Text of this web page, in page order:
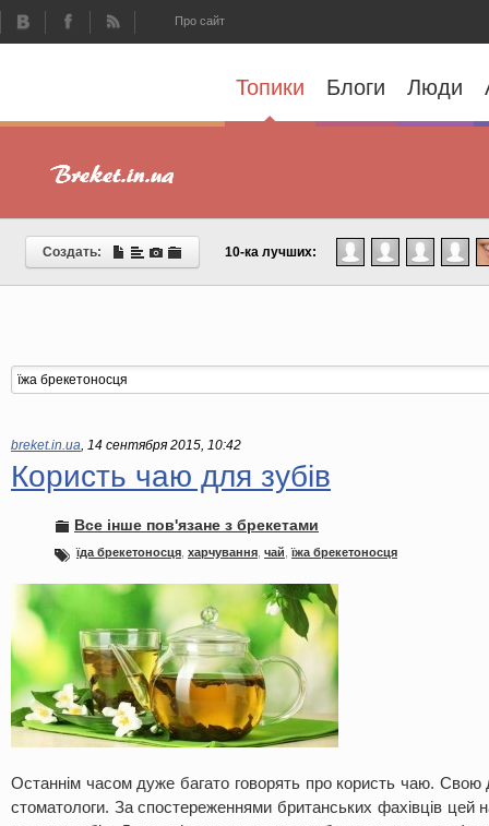
Про сайт
Топики Блоги Люди
Создать: 10-ка лучших:
breket.in.ua, 14 сентября 2015, 10:42
Користь чаю для зубів
Все інше пов'язане з брекетами
їда брекетоносця харчування чай ,їжа брекетоносця
Останнім часом дуже багато говорять про користь чаю. Свою
стоматологи. За спостереженнями британських фахівців цей